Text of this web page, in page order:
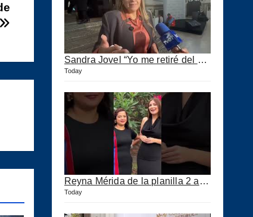
Sandra Jovel “Yo me retiré del Partido Fuerza”
Today
Reyna Mérida de la planilla 2 agradeció a los CPA por su confianza
Today